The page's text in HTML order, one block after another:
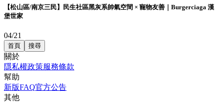
【松山區/南京三民】民生社區黑灰系帥氣空間 × 寵物友善｜Burgerciaga 漢
堡世家
04/21
首頁 搜尋
關於
隱私權政策服務條款
幫助
新版FAQ官方公告
其他